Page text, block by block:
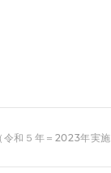
和５年＝2023年実